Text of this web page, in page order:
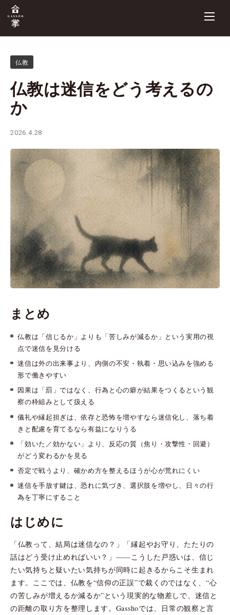
仏教
仏教は迷信をどう考えるの
か
2026.4.28
まとめ
仏教は「信じるか」よりも「苦しみが減るか」という実用の視
点で迷信を見分ける
迷信は外の出来事より、内側の不安・執着・思い込みを強める
形で働きやすい
因果は「罰」ではなく、行為と心の癖が結果をつくるという観
察の枠組みとして扱える
儀礼や縁起担ぎは、依存と恐怖を増やすなら迷信化し、落ち着
きと配慮を育てるなら有益になりうる
「効いた／効かない」より、反応の質（焦り・攻撃性・回避）
がどう変わるかを見る
否定で戦うより、確かめ方を整えるほうが心が荒れにくい
迷信を手放す鍵は、恐れに気づき、選択肢を増やし、日々の行
為を丁寧にすること
はじめに
「仏教って、結局は迷信なの？」「縁起やお守り、たたりの
話はどう受け止めればいい？」——こうした戸惑いは、信じ
たい気持ちと疑いたい気持ちが同時に起きるからこそ生まれ
ます。ここでは、仏教を“信仰の正誤”で裁くのではなく、“心
の苦しみが増えるか減るか”という現実的な物差しで、迷信と
の距離の取り方を整理します。Gasshoでは、日常の観察と言